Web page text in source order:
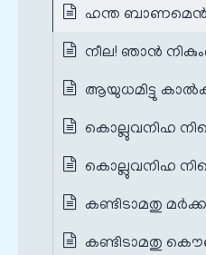
ഹന്ത ബാണമെൻ
നീല! ഞാന്‍
ആയുധമിട്ടു
കൊല്ലുവനിഹ
കൊല്ലുവനിഹ
കണ്ടിടാമതു
കണ്ടിടാമതു